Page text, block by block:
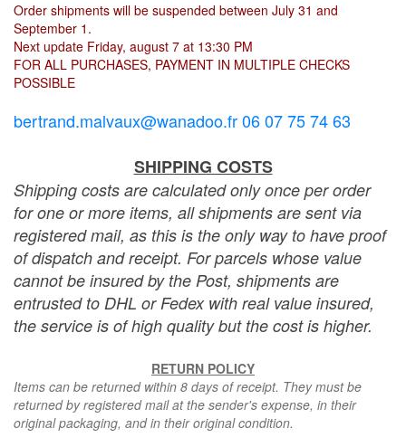
Order shipments will be suspended between July 31 and
September 1.
Next update Friday, august 7 at 13:30 PM
FOR ALL PURCHASES, PAYMENT IN MULTIPLE CHECKS
POSSIBLE
bertrand.malvaux@wanadoo.fr 06 07 75 74 63
SHIPPING COSTS
Shipping costs are calculated only once per order
for one or more items, all shipments are sent via
registered mail, as this is the only way to have proof
of dispatch and receipt. For parcels whose value
cannot be insured by the Post, shipments are
entrusted to DHL or Fedex with real value insured,
the service is of high quality but the cost is higher.
RETURN POLICY
Items can be returned within 8 days of receipt. They must be
returned by registered mail at the sender's expense, in their
original packaging, and in their original condition.